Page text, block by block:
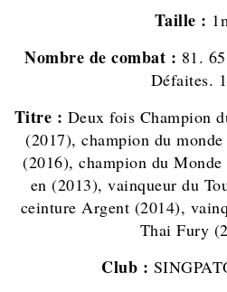
Taille :
Nombre de combat : 81.
Défaites.
Titre : Deux fois Champion
(2017), champion du
(2016), champion du
en (2013), vainqueur du
ceinture Argent (2014),
Thai Fury
Club :